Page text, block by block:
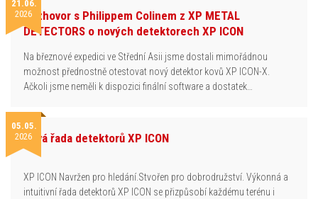
21.06.
2026Rozhovor s Philippem Colinem z XP METAL
DETECTORS o nových detektorech XP ICON
Na březnové expedici ve Střední Asii jsme dostali mimořádnou
možnost přednostně otestovat nový detektor kovů XP ICON-X.
Ačkoli jsme neměli k dispozici finální software a dostatek…
05.05.
2026Nová řada detektorů XP ICON
XP ICON Navržen pro hledání.Stvořen pro dobrodružství. Výkonná a
intuitivní řada detektorů XP ICON se přizpůsobí každému terénu i